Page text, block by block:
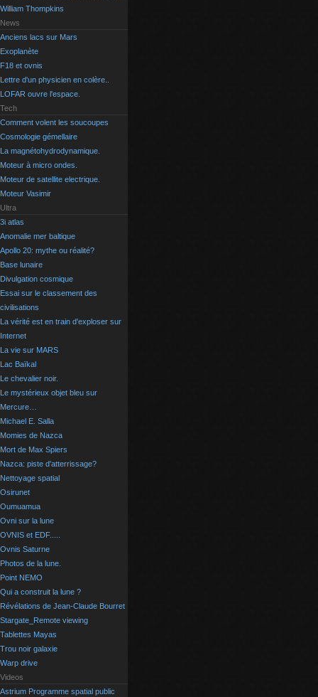
William Thompkins
News
Anciens lacs sur Mars
Exoplanète
F18 et ovnis
Lettre d'un physicien en colère..
LOFAR ouvre l'espace.
Tech
Comment volent les soucoupes
Cosmologie gémellaire
La magnétohydrodynamique.
Moteur à micro ondes.
Moteur de satellite electrique.
Moteur Vasimir
Ultra
3i atlas
Anomalie mer baltique
Apollo 20: mythe ou réalité?
Base lunaire
Divulgation cosmique
Essai sur le classement des
civilisations
La vérité est en train d'exploser sur
Internet
La vie sur MARS
Lac Baïkal
Le chevalier noir.
Le mystérieux objet bleu sur
Mercure…
Michael E. Salla
Momies de Nazca
Mort de Max Spiers
Nazca: piste d'atterrissage?
Nettoyage spatial
Osirunet
Oumuamua
Ovni sur la lune
OVNIS et EDF.....
Ovnis Saturne
Photos de la lune.
Point NEMO
Qui a construit la lune ?
Révélations de Jean-Claude Bourret
Stargate_Remote viewing
Tablettes Mayas
Trou noir galaxie
Warp drive
Videos
Astrium Programme spatial public